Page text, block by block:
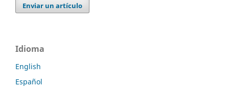
Enviar un artículo
Idioma
English
Español